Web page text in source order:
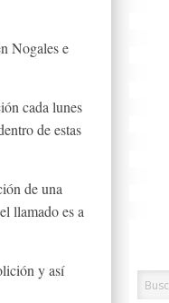
Nogales e
cada lunes
de estas
de una
llamado es a
y así